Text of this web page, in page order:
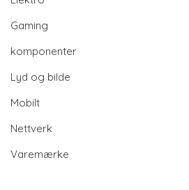
Gaming
komponenter
Lyd og bilde
Mobilt
Nettverk
Varemærke